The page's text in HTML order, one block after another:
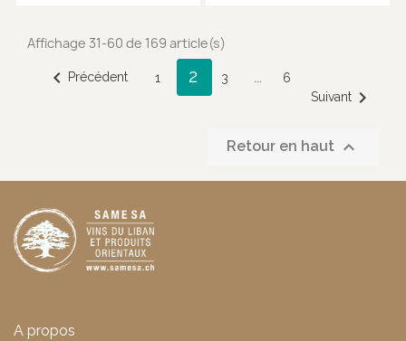
Affichage 31-60 de 169 article(s)
 Précédent 1 2 3 …
6
Suivant 
Retour en haut 
A propos